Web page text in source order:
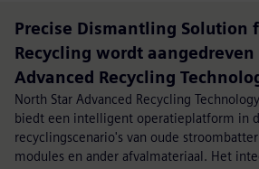
Precise Dismantling Solution
Recycling wordt
Advanced Recycling
North Star Advanced Recycling
biedt een intelligent operatieplatform in
recyclingscenario's van oude
modules en ander afvalmateriaal. Het